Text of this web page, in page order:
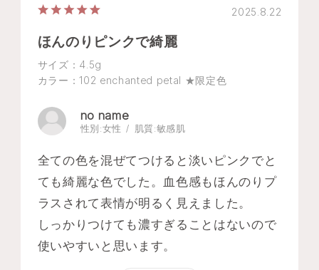
2025.8.22
ほんのりピンクで綺麗
サイズ：4.5g
カラー：102 enchanted petal ★限定色
no name
性別:女性 肌質:敏感肌
全ての色を混ぜてつけると淡いピンクでと
ても綺麗な色でした。血色感もほんのりプ
ラスされて表情が明るく見えました。
しっかりつけても濃すぎることはないので
使いやすいと思います。